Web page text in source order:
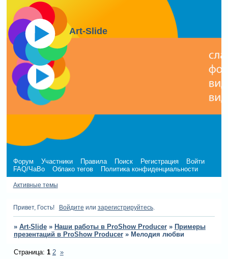
Art-Slide
Форум Участники Правила Поиск Регистрация
Войти
FAQ/ЧаВо
Облако тегов Политика конфиденциальности
Активные темы
Привет, Гость! Войдите или зарегистрируйтесь.
» Art-Slide » Наши работы в ProShow Producer » Примеры
презентаций в ProShow Producer » Мелодия любви
Страница: 1 2 »